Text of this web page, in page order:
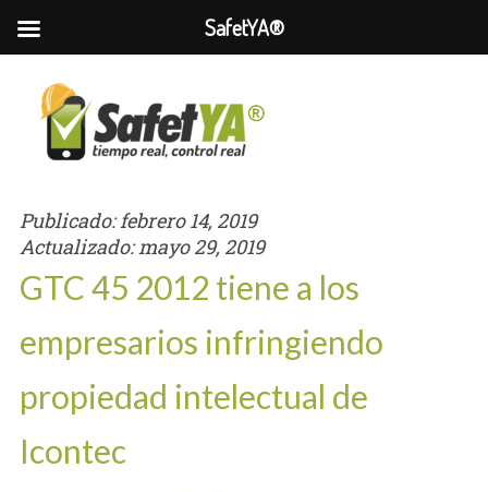
Publicado:febrero 14, 2019
Actualizado:mayo 29, 2019
GTC 45 2012 tiene a los
empresarios infringiendo
propiedad intelectual de
Icontec
SafetYA®